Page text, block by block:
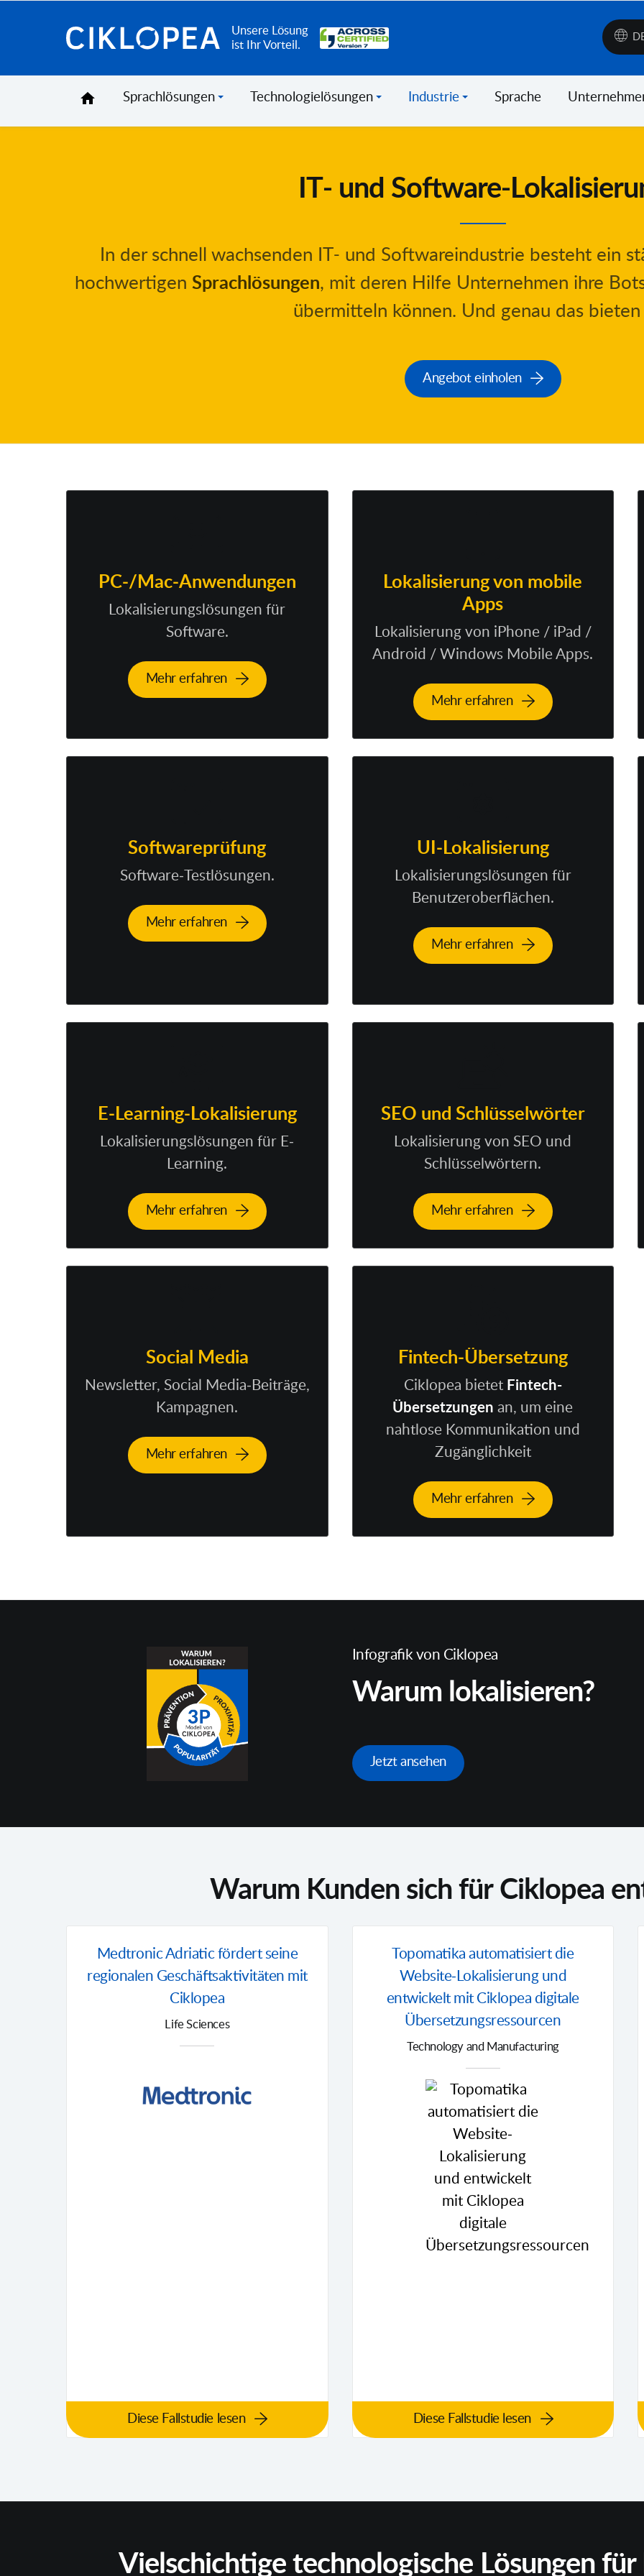
Ciklopea
Unsere Lösung
ist Ihr Vorteil.
Sprachlösungen Technologielösungen Industrie Sprache
IT- und Software-
In der schnell wachsenden IT- und Softwareindustrie besteht ein
hochwertigen Sprachlösungen, mit deren Hilfe Unternehmen ihre
übermitteln können. Und genau das bieten
Angebot einholen
PC-/Mac-Anwendungen
Lokalisierungslösungen für
Software.
Mehr erfahren
Lokalisierung von mobile
Apps
Lokalisierung von iPhone / iPad /
Android / Windows Mobile Apps.
Mehr erfahren
Softwareprüfung
Software-Testlösungen.
Mehr erfahren
UI-Lokalisierung
Lokalisierungslösungen für
Benutzeroberflächen.
Mehr erfahren
E-Learning-Lokalisierung
Lokalisierungslösungen für E-
Learning.
Mehr erfahren
SEO und Schlüsselwörter
Lokalisierung von SEO und
Schlüsselwörtern.
Mehr erfahren
Social Media
Newsletter, Social Media-Beiträge,
Kampagnen.
Mehr erfahren
Fintech-Übersetzung
Ciklopea bietet Fintech-
Übersetzungen an, um eine
nahtlose Kommunikation und
Zugänglichkeit
Mehr erfahren
Infografik von Ciklopea
Warum lokalisieren?
Jetzt ansehen
Warum Kunden sich für Ciklopea
Medtronic Adriatic fördert seine
regionalen Geschäftsaktivitäten mit
Ciklopea
Life Sciences
Diese Fallstudie lesen
Topomatika automatisiert die
Website-Lokalisierung und
entwickelt mit Ciklopea digitale
Übersetzungsressourcen
Technology and Manufacturing
Diese Fallstudie lesen
Vielschichtige technologische Lösungen